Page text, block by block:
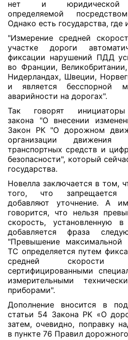
нет и юридической
определяемой
Однако есть государства, где
"Измерение средней
участке дороги
фиксации нарушений ПДД
во Франции,
Нидерландах, Швеции,
и является бесспорной
аварийности на дорогах".
Так говорят инициаторы
закона "О внесении
Закон РК "О дорожном
организации движения
транспортных средств и
безопасности", который
государства.
Новелла заключается в том,
того, что запрещается
добавляют уточнение. А
говорится, что нельзя
скорость, установленную
добавляется фраза
"Превышение максимальной
ТС определяется путем
средней
сертифицированными
измерительными
приборами".
Дополнение вносится в
статьи 54 Закона РК «О
затем, очевидно, поправку
в пункте 76 Правил